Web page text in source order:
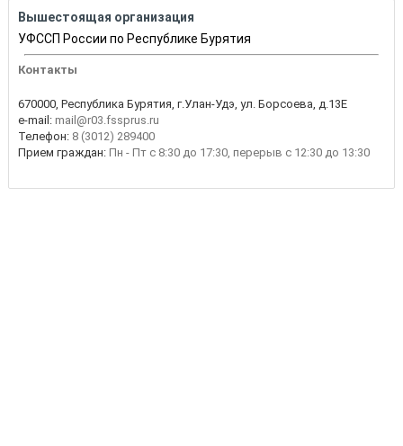
Вышестоящая организация
УФССП России по Республике Бурятия
Контакты
670000, Республика Бурятия, г.Улан-Удэ, ул. Борсоева, д.13Е
e-mail:mail@r03.fssprus.ru
Телефон:8 (3012) 289400
Прием граждан:Пн - Пт с 8:30 до 17:30, перерыв с 12:30 до 13:30